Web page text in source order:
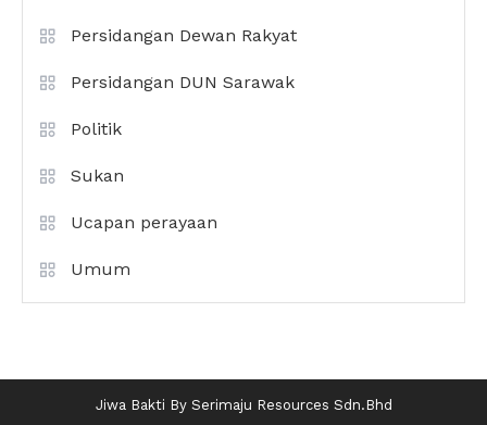
Persidangan Dewan Rakyat
Persidangan DUN Sarawak
Politik
Sukan
Ucapan perayaan
Umum
Jiwa Bakti By Serimaju Resources Sdn.Bhd